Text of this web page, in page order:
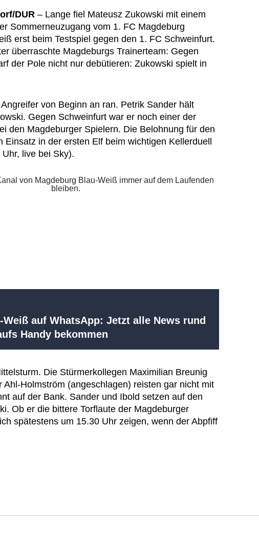
DUR – Lange fiel Mateusz Zukowski mit einem
Sommerneuzugang vom 1. FC Magdeburg
erst beim Testspiel gegen den 1. FC Schweinfurt.
überraschte Magdeburgs Trainerteam: Gegen
der Pole nicht nur debütieren: Zukowski spielt in
von Beginn an ran. Petrik Sander hält
Gegen Schweinfurt war er noch einer der
den Magdeburger Spielern. Die Belohnung für den
Einsatz in der ersten Elf beim wichtigen Kellerduell
live bei Sky).
Weiß auf WhatsApp: Jetzt alle News rund
Handy bekommen
Die Stürmerkollegen Maximilian Breunig
Ahl-Holmström (angeschlagen) reisten gar nicht mit
auf der Bank. Sander und Ibold setzen auf den
Ob er die bittere Torflaute der Magdeburger
spätestens um 15.30 Uhr zeigen, wenn der Abpfiff